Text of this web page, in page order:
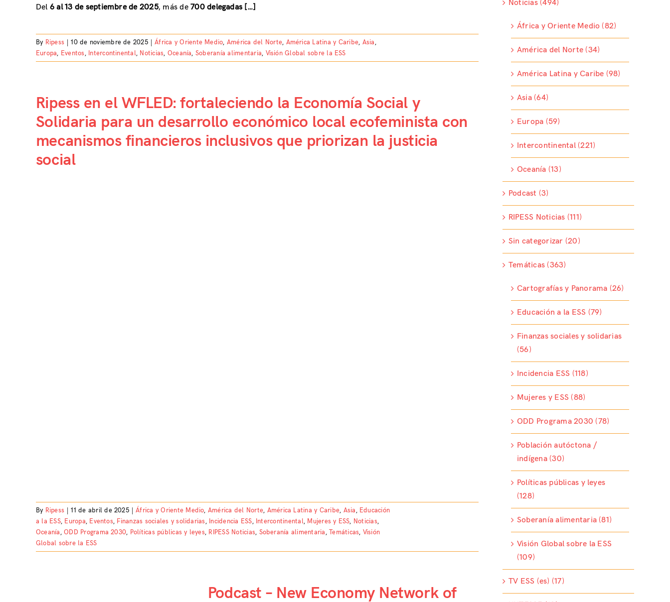
Del 6 al 13 de septiembre de 2025, más de700 delegadas […]
By Ripess 10 de noviembre de 2025 África y Oriente Medio, América del Norte, América Latina y Caribe, Asia,
Europa, Eventos, Intercontinental, Noticias, Oceanía, Soberanía alimentaria, Visión Global sobre la ESS
Ripess en el WFLED: fortaleciendo la Economía Social y
Solidaria para un desarrollo económico local ecofeminista con
mecanismos financieros inclusivos que priorizan la justicia
social
By Ripess 11 de abril de 2025 África y Oriente Medio, América del Norte, América Latina y Caribe, Asia, Educación
a la ESS, Europa, Eventos, Finanzas sociales y solidarias, Incidencia ESS, Intercontinental, Mujeres y ESS, Noticias,
Oceanía,ODD Programa 2030, Políticas públicas y leyes, RIPESS Noticias, Soberanía alimentaria,Temáticas, Visión
Global sobre la ESS
Podcast – New Economy Network of
Noticias (494)
África y Oriente Medio (82)
América del Norte (34)
América Latina y Caribe (98)
Asia (64)
Europa (59)
Intercontinental (221)
Oceanía (13)
Podcast (3)
RIPESS Noticias (111)
Sin categorizar (20)
Temáticas (363)
Cartografías y Panorama (26)
Educación a la ESS (79)
Finanzas sociales y solidarias
(56)
Incidencia ESS (118)
Mujeres y ESS (88)
ODD Programa 2030 (78)
Población autóctona /
indígena (30)
Políticas públicas y leyes
(128)
Soberanía alimentaria (81)
Visión Global sobre la ESS
(109)
TV ESS (es) (17)